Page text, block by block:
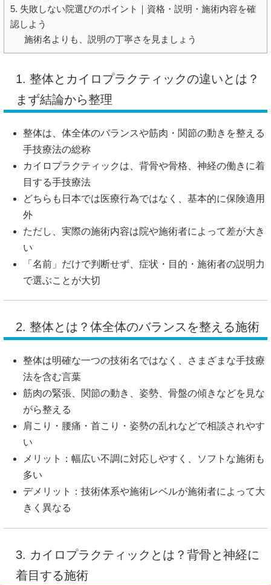
5. 失敗しない院選びのポイント｜資格・説明・施術内容を確
認しよう
施術名よりも、説明の丁寧さを見ましょう
1. 整体とカイロプラクティックの違いとは？
まず結論から整理
整体は、体全体のバランスや筋肉・関節の動きを整える
手技療法の総称
カイロプラクティックは、背骨や骨格、神経の働きに着
目する手技療法
どちらも日本では医療行為ではなく、基本的に保険適用
外
ただし、実際の施術内容は院や施術者によって差が大き
い
「名前」だけで判断せず、症状・目的・施術者の説明力
で選ぶことが大切
2. 整体とは？体全体のバランスを整える施術
整体は明確な一つの技術名ではなく、さまざまな手技療
法を含む言葉
筋肉の緊張、関節の動き、姿勢、骨盤の傾きなどを見な
がら整える
肩こり・腰痛・首こり・姿勢の乱れなどで相談されやす
い
メリット：幅広い不調に対応しやすく、ソフトな施術も
多い
デメリット：技術体系や施術レベルが施術者によって大
きく異なる
3. カイロプラクティックとは？背骨と神経に
着目する施術